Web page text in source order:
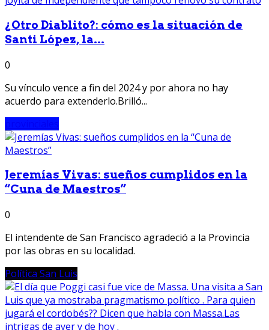
¿Otro Diablito?: cómo es la situación de
Santi López, la...
0
Su vínculo vence a fin del 2024 y por ahora no hay
acuerdo para extenderlo.Brilló...
Jeremías Vivas: sueños cumplidos en la
“Cuna de Maestros”
0
El intendente de San Francisco agradeció a la Provincia
por las obras en su localidad.
Política San Luis